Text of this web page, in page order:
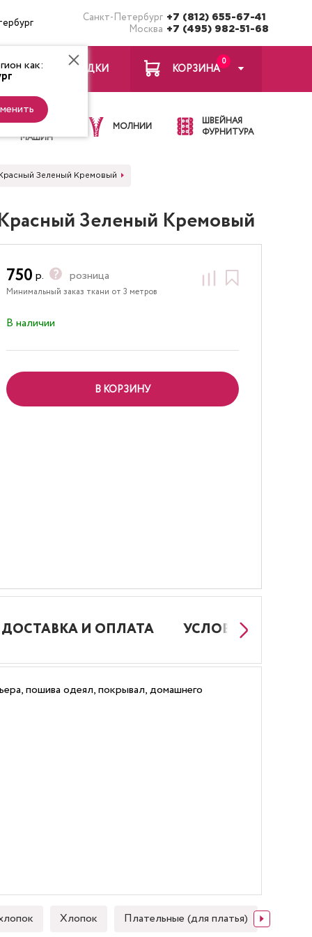
Санкт-Петербург +7 (812) 655-67-41
Москва +7 (495) 982-51-68
как: ЗАКЛАДКИ
0
КОРЗИНА
ИГЛЫ ДЛЯ
ШВЕЙНЫХ
МАШИН
МОЛНИИ
ШВЕЙНАЯ
ФУРНИТУРА
Красный Зеленый Кремовый
Зеленый Кремовый
750 р. розница
Минимальный заказ ткани от 3 метров
В наличии
В КОРЗИНУ
ДОСТАВКА И ОПЛАТА УСЛОВИЯ РАБОТЫ
пошива одеял, покрывал, домашнего
Хлопок Плательные (для платья)